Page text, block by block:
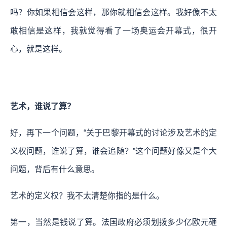
吗？你如果相信会这样，那你就相信会这样。我好像不太
敢相信是这样，我就觉得看了一场奥运会开幕式，很开
心，就是这样。
艺术，谁说了算？
好，再下一个问题，“关于巴黎开幕式的讨论涉及艺术的定
义权问题，谁说了算，谁会追随？”这个问题好像又是个大
问题，背后有什么意思。
艺术的定义权？我不太清楚你指的是什么。
第一，当然是钱说了算。法国政府必须划拨多少亿欧元砸